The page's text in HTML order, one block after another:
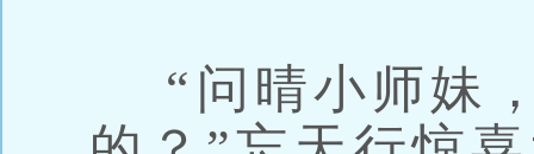
“问晴小师妹